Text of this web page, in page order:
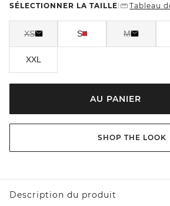
SÉLECTIONNER LA TAILLE Tableau
XS S M
XXL
AU PANIER
SHOP THE LOOK
Description du produit